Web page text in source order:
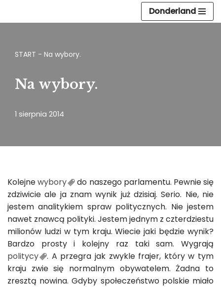
treści
Donderland
START - Na wybory.
Na wybory.
1 sierpnia 2014
Kolejnewybory
do naszego parlamentu. Pewnie się
zdziwicie ale ja znam wynik już dzisiaj. Serio. Nie, nie
jestem analitykiem spraw politycznych. Nie jestem
nawet znawcą polityki. Jestem jednym z czterdziestu
milionów ludzi w tym kraju. Wiecie jaki będzie wynik?
Bardzo prosty i kolejny raz taki sam. Wygrają
politycy
. A przegra jak zwykle frajer, który w tym
kraju zwie się normalnym obywatelem. Żadna to
zresztą nowina. Gdyby społeczeństwo polskie miało